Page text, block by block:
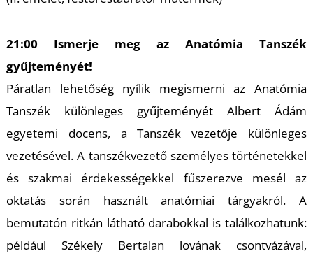
21:00 Ismerje meg az Anatómia Tanszék
gyűjteményét!
Páratlan lehetőség nyílik megismerni az Anatómia
Tanszék különleges gyűjteményét Albert Ádám
egyetemi docens, a Tanszék vezetője különleges
vezetésével. A tanszékvezető személyes történetekkel
és szakmai érdekességekkel fűszerezve mesél az
oktatás során használt anatómiai tárgyakról. A
bemutatón ritkán látható darabokkal is találkozhatunk:
például Székely Bertalan lovának csontvázával,